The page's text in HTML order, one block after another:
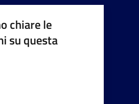
chiare le
su questa